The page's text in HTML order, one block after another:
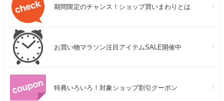
期間限定のチャンス！ショップ買いまわりとは
お買い物マラソン注目アイテムSALE開催中
特典いろいろ！対象ショップ割引クーポン